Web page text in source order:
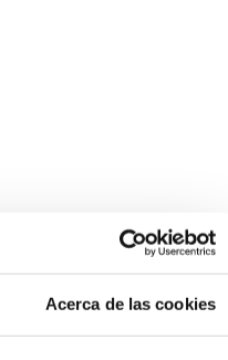
Acerca de las cookies